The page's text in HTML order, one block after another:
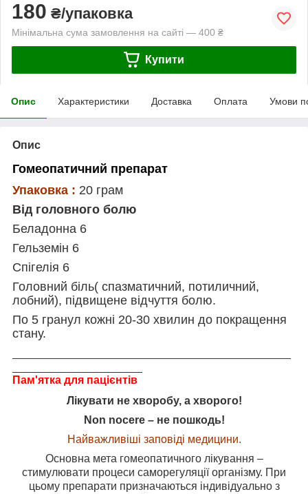
180 ₴/упаковка
Мінімальна сума замовлення на сайті — 400 ₴
Купити
Опис Характеристики Доставка Оплата Умови
Опис
Гомеопатичний препарат
Упаковка : 20 грам
Від головного болю
Беладонна 6
Гельземін 6
Спігелія 6
Головний біль( спазматичний, потиличний,
лобний), підвищене відчуття болю.
По 5 гранул кожні 20-30 хвилин до покращення
стану.
Пам'ятка для пацієнтів
Лікувати не хворобу, а хворого!
Non nocere – не пошкодь!
Найважливіші заповіді медицини.
Основна мета гомеопатичного лікування –
стимулювати процеси саморегуляції організму. При
цьому препарати призначаються індивідуально з